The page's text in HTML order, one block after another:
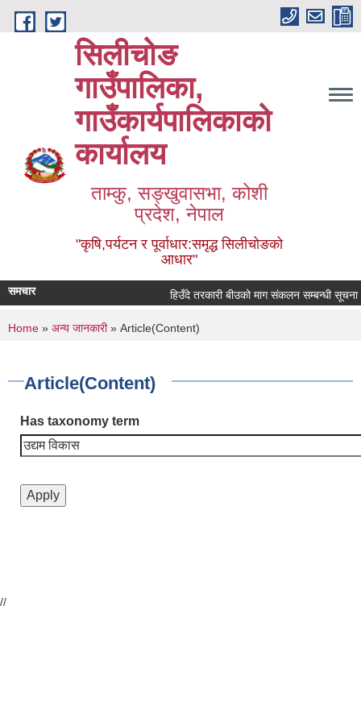
Skip to main content
सिलीचोङ
गाउँपालिका,
गाउँकार्यपालिकाको
कार्यालय
ताम्कु, सङ्‍खुवासभा, कोशी
प्रदेश, नेपाल
"कृषि,पर्यटन र पूर्वाधार:समृद्ध सिलीचोङको
आधार"
समचार हिउँदे तरकारी बीउको माग संकलन सम्बन्धी सूचना
You are here
Home » अन्य जानकारी» Article(Content)
Article(Content)
Has taxonomy term
//